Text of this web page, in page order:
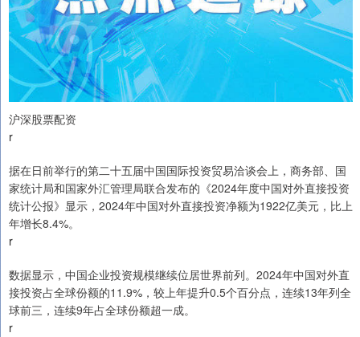
沪深股票配资
r
据在日前举行的第二十五届中国国际投资贸易洽谈会上，商务部、国
家统计局和国家外汇管理局联合发布的《2024年度中国对外直接投资
统计公报》显示，2024年中国对外直接投资净额为1922亿美元，比上
年增长8.4%。
r
数据显示，中国企业投资规模继续位居世界前列。2024年中国对外直
接投资占全球份额的11.9%，较上年提升0.5个百分点，连续13年列全
球前三，连续9年占全球份额超一成。
r